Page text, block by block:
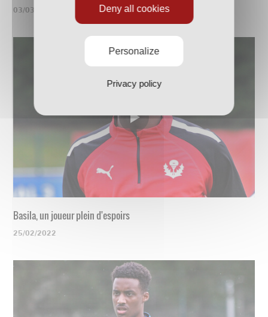
03/03/2022
Basila, un joueur plein d'espoirs
25/02/2022
Deny all cookies
Personalize
Privacy policy